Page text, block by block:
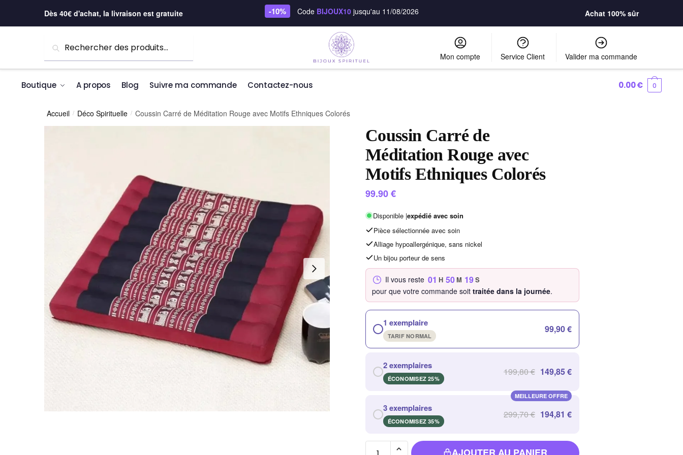
Dès 40€ d'achat, la livraison est gratuite -10% Code BIJOUX10jusqu'au 11/08/2026 Achat 100% sûr
Recherche
Mon compte Service Client Valider ma commande
Boutique A propos Blog Suivre ma commande Contactez-nous 0.00€ 0
Accueil / Déco Spirituelle / Coussin Carré de Méditation Rouge avec Motifs Ethniques Colorés
Coussin Carré de
Méditation Rouge avec
Motifs Ethniques Colorés
99.90€
Disponible |expédié avec soin
Pièce sélectionnée avec soin
Alliage hypoallergénique, sans nickel
Un bijou porteur de sens
Il vous reste 01 H 50M 18S
pour que votre commande soit traitée dans la journée.
1 exemplaire
TARIF NORMAL
99,90 €
2 exemplaires
ÉCONOMISEZ 25%
199,80 € 149,85 €
MEILLEURE OFFRE
3 exemplaires
ÉCONOMISEZ 35%
299,70 € 194,81 €